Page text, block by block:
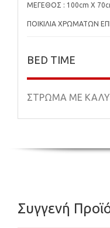
ΜΕΓΕΘΟΣ : 100cm X
ΠΟΙΚΙΛΙΑ ΧΡΩΜΑΤΩΝ
BED TIME
ΣΤΡΩΜΑ ΜΕ
Συγγενή